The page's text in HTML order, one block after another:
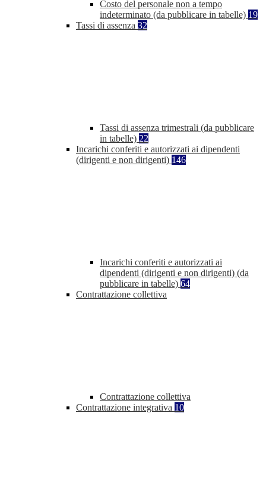
Costo del personale non a tempo
indeterminato (da pubblicare in tabelle) 19
Tassi di assenza 32
Tassi di assenza trimestrali (da pubblicare
in tabelle) 22
Incarichi conferiti e autorizzati ai dipendenti
(dirigenti e non dirigenti) 146
Incarichi conferiti e autorizzati ai
dipendenti (dirigenti e non dirigenti) (da
pubblicare in tabelle) 64
Contrattazione collettiva
Contrattazione collettiva
Contrattazione integrativa 10